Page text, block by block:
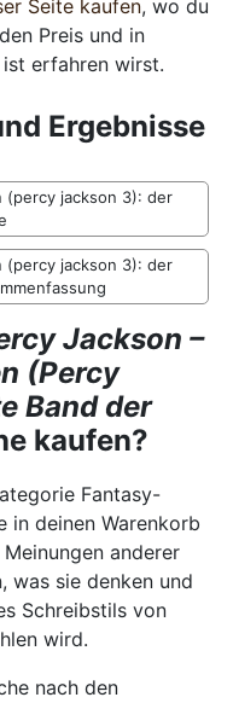
Seite kaufen, wo du
Preis und in
erfahren wirst.
Ergebnisse
jackson 3): der
jackson 3): der
Jackson –
(Percy
Band der
kaufen?
Fantasy-
in deinen Warenkorb
anderer
was sie denken und
Schreibstils von
wird.
nach den